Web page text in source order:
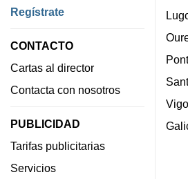
Regístrate
CONTACTO
Cartas al director
Contacta con nosotros
PUBLICIDAD
Tarifas publicitarias
Servicios
Vigo